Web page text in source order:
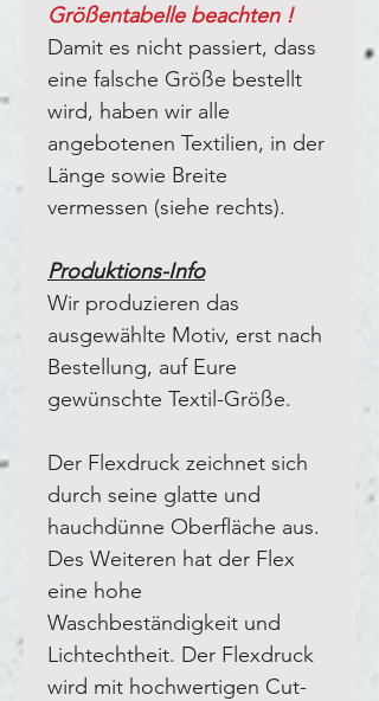
Größentabelle beachten !
Damit es nicht passiert, dass
eine falsche Größe bestellt
wird, haben wir alle
angebotenen Textilien, in der
Länge sowie Breite
vermessen (siehe rechts).
Produktions-Info
Wir produzieren das
ausgewählte Motiv, erst nach
Bestellung, auf Eure
gewünschte Textil-Größe.
Der Flexdruck zeichnet sich
durch seine glatte und
hauchdünne Oberfläche aus.
Des Weiteren hat der Flex
eine hohe
Waschbeständigkeit und
Lichtechtheit. Der Flexdruck
wird mit hochwertigen Cut-